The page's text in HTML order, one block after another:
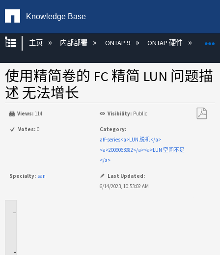
Knowledge Base
扩展/隐缩全局层次
主页 内部部署 ONTAP 9 ONTAP 硬件
使用精简卷的 FC 精简 LUN 问题描
述 无法增长
Views: 114 Visibility: Public
Votes: 0
Category:
aff-series<a>LUN 脱机</a>
<a>2009063982</a><a>LUN 空间不足
</a>
Specialty: san
Last Updated:
6/14/2023, 10:53:02 AM